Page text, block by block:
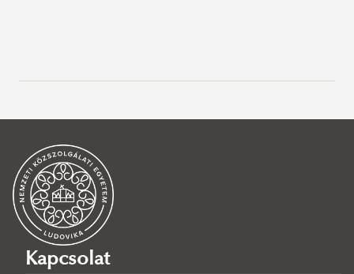
Rendszeresség, mértékletesség, elfogadás – Gólyatábor 2026
2026/08/03
Az NKE energiatakarékossággal kapcsolatos átmeneti intézkedései
2026/08/03
A jó kormányzás érdeke, hogy mindenütt ugyanolyan szakmai
színvonalon működjék
Kapcsolat